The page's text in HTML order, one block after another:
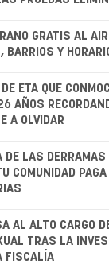
GRATIS AL
BARRIOS Y
ETA QUE
AÑOS
A OLVIDAR
DE LAS
COMUNIDAD PAGA
AL ALTO CARGO
TRAS LA
FISCALÍA